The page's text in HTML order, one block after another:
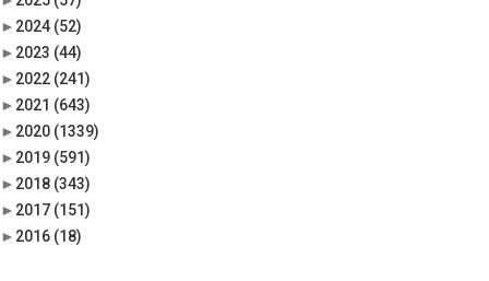
► 2024 (52)
► 2023 (44)
► 2022 (241)
► 2021 (643)
► 2020 (1339)
► 2019 (591)
► 2018 (343)
► 2017 (151)
► 2016 (18)